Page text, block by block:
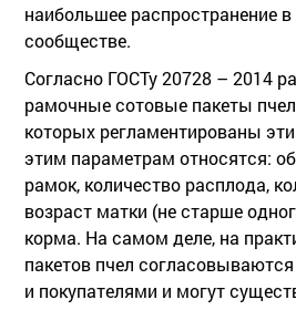
наибольшее распространение
сообществе.
Согласно ГОСТу 20728 – 2014
рамочные сотовые пакеты
которых регламентированы
этим параметрам относятся:
рамок, количество расплода,
возраст матки (не старше
корма. На самом деле, на
пакетов пчел
и покупателями и могут